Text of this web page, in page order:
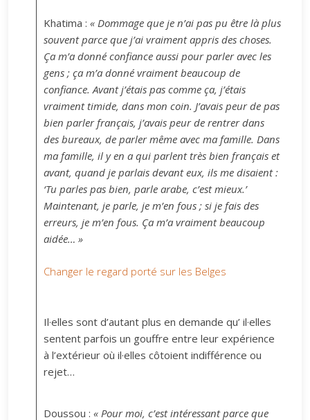
Khatima : « Dommage que je n’ai pas pu être là plus
souvent parce que j’ai vraiment appris des choses.
Ça m’a donné confiance aussi pour parler avec les
gens ; ça m’a donné vraiment beaucoup de
confiance. Avant j’étais pas comme ça, j’étais
vraiment timide, dans mon coin. J’avais peur de pas
bien parler français, j’avais peur de rentrer dans
des bureaux, de parler même avec ma famille. Dans
ma famille, il y en a qui parlent très bien français et
avant, quand je parlais devant eux, ils me disaient :
‘Tu parles pas bien, parle arabe, c’est mieux.’
Maintenant, je parle, je m’en fous ; si je fais des
erreurs, je m’en fous. Ça m’a vraiment beaucoup
aidée… »
Changer le regard porté sur les Belges
Il·elles sont d’autant plus en demande qu’ il·elles
sentent parfois un gouffre entre leur expérience
à l’extérieur où il·elles côtoient indifférence ou
rejet…
Doussou : « Pour moi, c’est intéressant parce que